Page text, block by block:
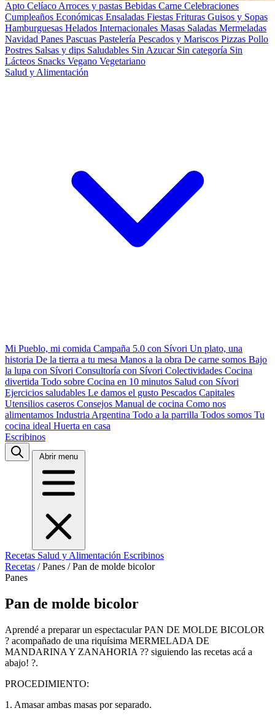
Apto Celíaco Arroces y pastas Bebidas Carne Celebraciones
Cumpleaños Económicas Ensaladas Fiestas Frituras Guisos y Sopas
Hamburguesas Helados Internacionales Masas Saladas Mermeladas
Navidad Panes Pascuas Pastelería Pescados y Mariscos Pizzas Pollo
Postres Salsas y dips Saludables Sin Azucar Sin categoría Sin
Lácteos Snacks Vegano Vegetariano
Salud y Alimentación
Mi Pueblo, mi comida Campaña 5.0 con Sívori Un plato, una
historia De la tierra a tu mesa Manos a la obra De carne somos Bajo
la lupa con Sívori Consultoría con Sívori Colectividades Cocina
divertida Todo sobre Cocina en 10 minutos Salud con Sívori
Ejercicios saludables Le damos el gusto Pescados Capitales
Utensilios caseros Consejos Manual de cocina Como nos
alimentamos Industria Argentina Todo a la parrilla Todos somos Tu
cocina ideal Huerta en casa
Escribinos
Abrir menu
Recetas Salud y Alimentación Escribinos
Recetas / Panes / Pan de molde bicolor
Panes
Pan de molde bicolor
Aprendé a preparar un espectacular PAN DE MOLDE BICOLOR
? acompañado de una riquísima MERMELADA DE
MANDARINA Y ZANAHORIA ?? siguiendo las recetas acá a
abajo! ?.
PROCEDIMIENTO:
1. Amasar ambas masas por separado.